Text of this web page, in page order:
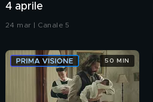
4 aprile
24 mar | Canale 5
50 MIN